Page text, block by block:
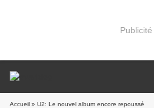
Publicité
Accueil » U2: Le nouvel album encore repoussé